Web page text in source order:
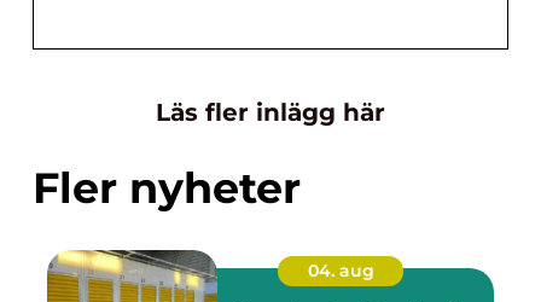
Läs fler inlägg här
Fler nyheter
04. aug